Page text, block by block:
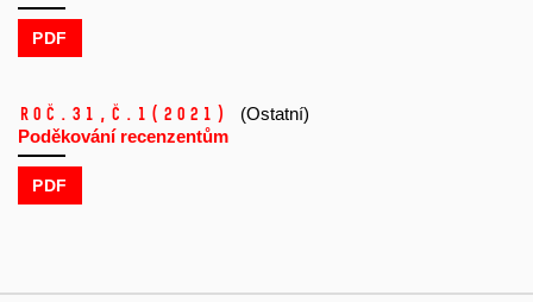
PDF
Roč.31, č.1 (2021)
(Ostatní)
Poděkování recenzentům
PDF